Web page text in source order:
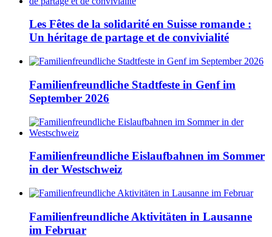
Les Fêtes de la solidarité en Suisse romande :
Un héritage de partage et de convivialité
Familienfreundliche Stadtfeste in Genf im
September 2026
Familienfreundliche Eislaufbahnen im Sommer
in der Westschweiz
Familienfreundliche Aktivitäten in Lausanne
im Februar